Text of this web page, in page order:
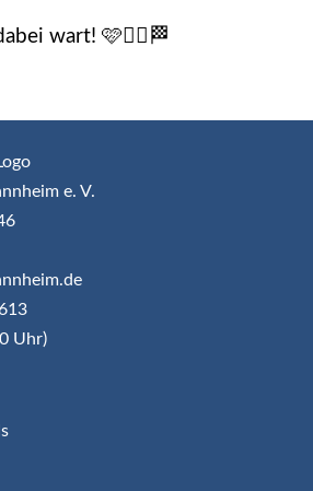
wart! 🩷🏃‍♀️🏁
e. V.
Uhr)